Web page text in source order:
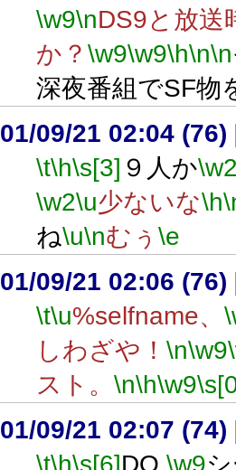
\w9\nDS9と放送
か？ \w9\w9\h\n\n
深夜番組でSF物
01/09/21 02:04 (76)
\t\h\s[3] ９人か
\w2\u少ないな\h
ね\u\nむぅ \e
01/09/21 02:06 (76)
\t\u%selfname、
しわざや！ \n\w9
スト。 \n\h\w9
01/09/21 02:07 (74)